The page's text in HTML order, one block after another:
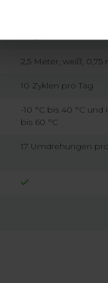
144211
2,5 Meter, weiß, 0,75
10 Zyklen pro Tag
-10 °C bis 40 °C
bis 60 °C
17 Umdrehungen